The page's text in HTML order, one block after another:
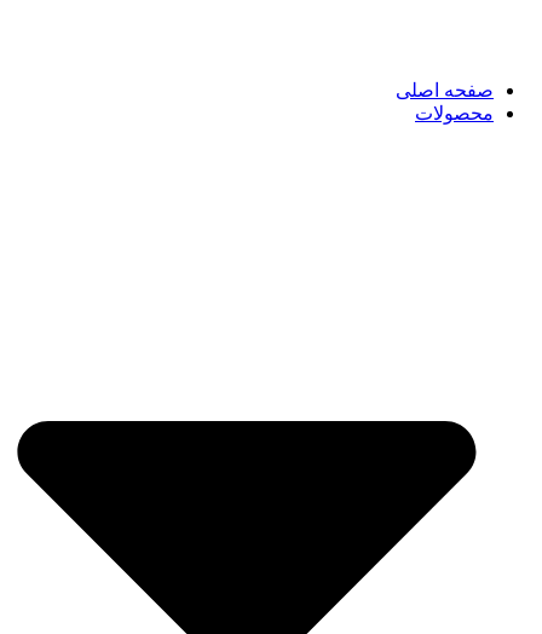
صفحه اصلی
محصولات